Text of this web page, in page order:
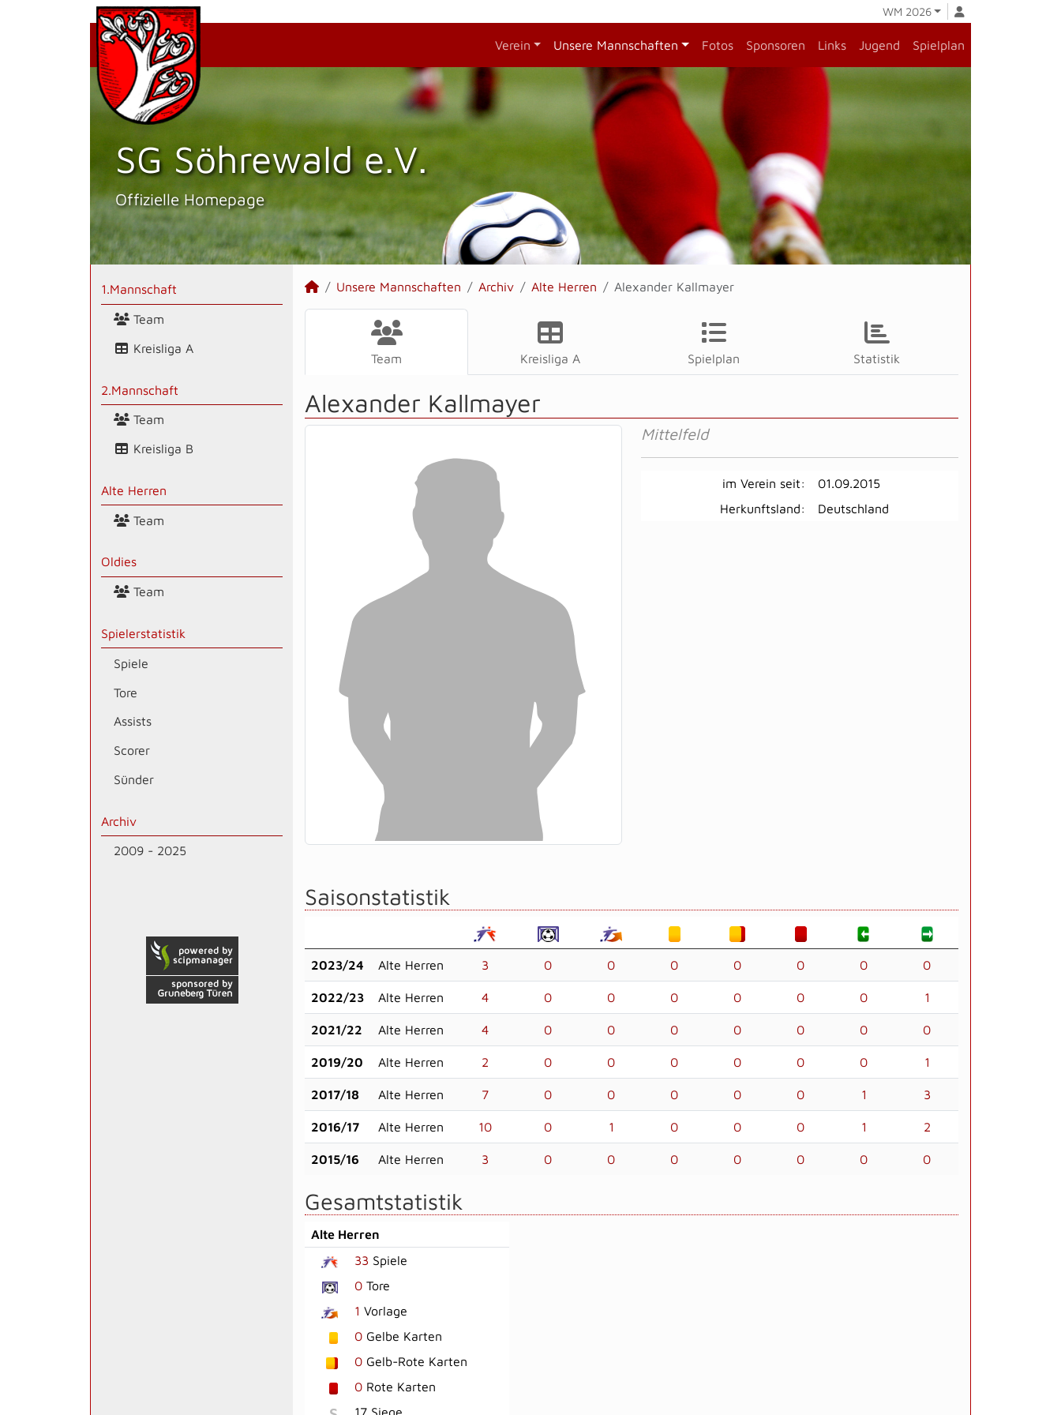
WM 2026
Verein Unsere Mannschaften Fotos Sponsoren Links Jugend Spielplan
SG Söhrewald e.V.
Offizielle Homepage
1.Mannschaft
Team
Kreisliga A
2.Mannschaft
Team
Kreisliga B
Alte Herren
Team
Oldies
Team
Spielerstatistik
Spiele
Tore
Assists
Scorer
Sünder
Archiv
2009 - 2025
Unsere Mannschaften Archiv Alte Herren Alexander Kallmayer
Team Kreisliga A Spielplan Statistik
Alexander Kallmayer
Mittelfeld
im Verein seit:
01.09.2015
Herkunftsland:
Deutschland
Saisonstatistik
2023/24 Alte Herren 3 0 0 0 0 0 0 0
2022/23 Alte Herren 4 0 0 0 0 0 0 1
2021/22 Alte Herren 4 0 0 0 0 0 0 0
2019/20 Alte Herren 2 0 0 0 0 0 0 1
2017/18 Alte Herren 7 0 0 0 0 0 1 3
2016/17 Alte Herren 10 0 1 0 0 0 1 2
2015/16 Alte Herren 3 0 0 0 0 0 0 0
Gesamtstatistik
Alte Herren
33 Spiele
0 Tore
1 Vorlage
0 Gelbe Karten
0 Gelb-Rote Karten
0 Rote Karten
17 Siege